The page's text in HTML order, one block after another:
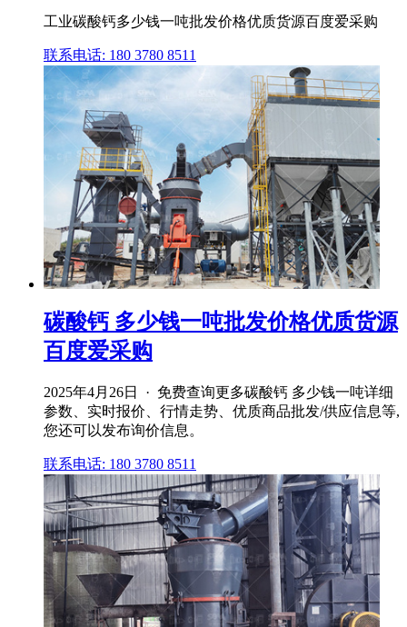
工业碳酸钙多少钱一吨批发价格优质货源百度爱采购
联系电话: 180 3780 8511
碳酸钙 多少钱一吨批发价格优质货源
百度爱采购
2025年4月26日 · 免费查询更多碳酸钙 多少钱一吨详细
参数、实时报价、行情走势、优质商品批发/供应信息等,
您还可以发布询价信息。
联系电话: 180 3780 8511